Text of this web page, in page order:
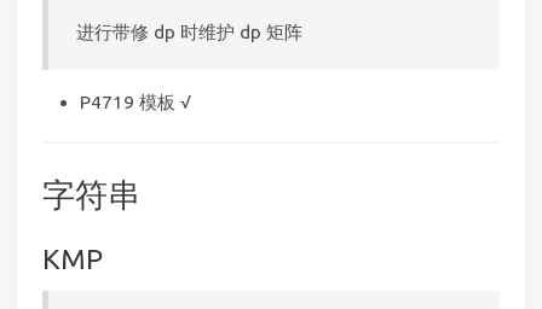
进行带修 dp 时维护 dp 矩阵
P4719 模板 √
字符串
KMP